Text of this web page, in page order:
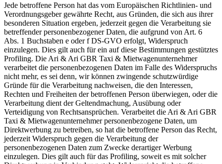
Jede betroffene Person hat das vom Europäischen Richtlinien- und
Verordnungsgeber gewährte Recht, aus Gründen, die sich aus ihrer
besonderen Situation ergeben, jederzeit gegen die Verarbeitung sie
betreffender personenbezogener Daten, die aufgrund von Art. 6
Abs. 1 Buchstaben e oder f DS-GVO erfolgt, Widerspruch
einzulegen. Dies gilt auch für ein auf diese Bestimmungen gestütztes
Profiling. Die Ari & Ari GBR Taxi & Mietwagenunternehmer
verarbeitet die personenbezogenen Daten im Falle des Widerspruchs
nicht mehr, es sei denn, wir können zwingende schutzwürdige
Gründe für die Verarbeitung nachweisen, die den Interessen,
Rechten und Freiheiten der betroffenen Person überwiegen, oder die
Verarbeitung dient der Geltendmachung, Ausübung oder
Verteidigung von Rechtsansprüchen. Verarbeitet die Ari & Ari GBR
Taxi & Mietwagenunternehmer personenbezogene Daten, um
Direktwerbung zu betreiben, so hat die betroffene Person das Recht,
jederzeit Widerspruch gegen die Verarbeitung der
personenbezogenen Daten zum Zwecke derartiger Werbung
einzulegen. Dies gilt auch für das Profiling, soweit es mit solcher